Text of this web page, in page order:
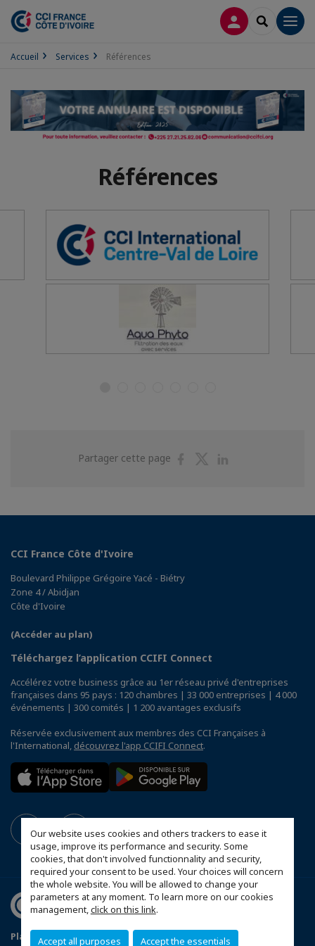
Our website uses cookies and others trackers to ease it
usage, improve its performance and security. Some
cookies, that don't involved functionnality and security,
required your consent to be used. Your choices will concern
the whole website. You will be allowed to change your
parameters at any moment. To learn more on our cookies
management,click on this link.
Accept all purposes Accept the essentials
CONNEXION
Accueil Services Références
Références
Partager cette page
PartagerPartager
CCI France Côte d'Ivoire
Boulevard Philippe Grégoire Yacé - Biétry
Zone 4 / Abidjan
Côte d'Ivoire
(Accéder au plan)
Téléchargez l’application CCIFI Connect
Accélérez votre business grâce au 1er réseau privé d'entreprises
françaises dans 95 pays : 120 chambres | 33 000 entreprises | 4 000
événements | 300 comités | 1 200 avantages exclusifs
Réservée exclusivement aux membres des CCI Françaises à
l'International, découvrez l'app CCIFI Connect.
Plan du site Mentions légales